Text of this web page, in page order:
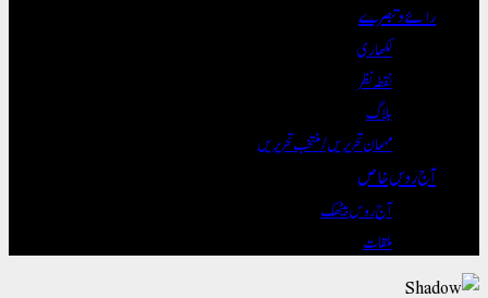
رائے و تبصرے
لکھاری
نقطہ نظر
بلاگ
مہمان تحریریں / منتخب تحریریں
آج روس خاص
آج روس بیٹھک
ملقات